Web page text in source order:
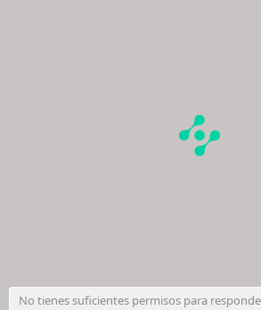
No tienes suficientes permisos para